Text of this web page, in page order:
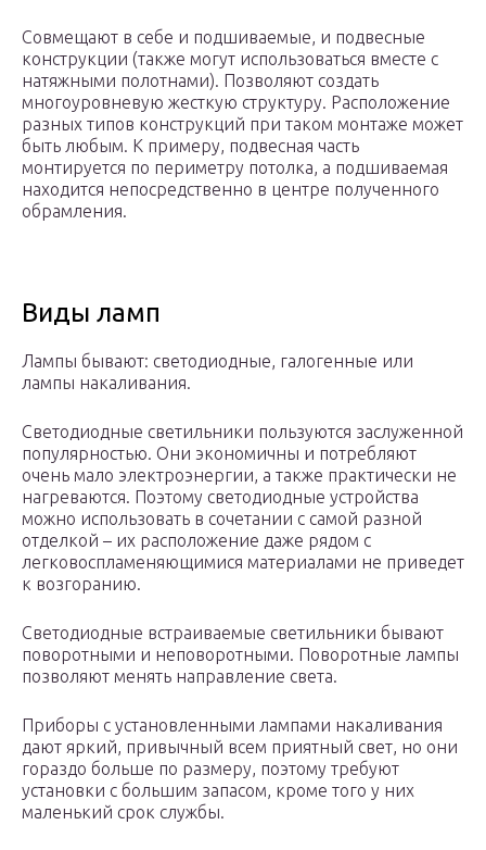
Совмещают в себе и подшиваемые, и подвесные
конструкции (также могут использоваться вместе с
натяжными полотнами). Позволяют создать
многоуровневую жесткую структуру. Расположение
разных типов конструкций при таком монтаже может
быть любым. К примеру, подвесная часть
монтируется по периметру потолка, а подшиваемая
находится непосредственно в центре полученного
обрамления.
Виды ламп
Лампы бывают: светодиодные, галогенные или
лампы накаливания.
Светодиодные светильники пользуются заслуженной
популярностью. Они экономичны и потребляют
очень мало электроэнергии, а также практически не
нагреваются. Поэтому светодиодные устройства
можно использовать в сочетании с самой разной
отделкой – их расположение даже рядом с
легковоспламеняющимися материалами не приведет
к возгоранию.
Светодиодные встраиваемые светильники бывают
поворотными и неповоротными. Поворотные лампы
позволяют менять направление света.
Приборы с установленными лампами накаливания
дают яркий, привычный всем приятный свет, но они
гораздо больше по размеру, поэтому требуют
установки с большим запасом, кроме того у них
маленький срок службы.